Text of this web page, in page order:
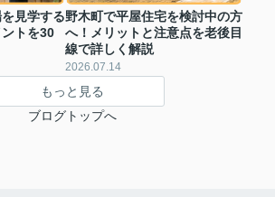
見学する
トを30
野木町で平屋住宅を検討中の方
へ！メリットと注意点を老後目
線で詳しく解説
2026.07.14
もっと見る
ブログトップへ